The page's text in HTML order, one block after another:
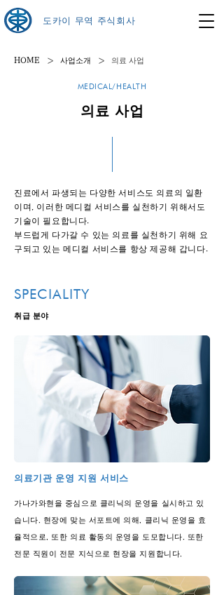
도카이 무역 주식회사
HOME > 사업소개 > 의료 사업
MEDICAL/HEALTH
의료 사업
진료에서 파생되는 다양한 서비스도 의료의 일환
이며, 이러한 메디컬 서비스를 실천하기 위해서도
기술이 필요합니다.
부드럽게 다가갈 수 있는 의료를 실천하기 위해 요
구되고 있는 메디컬 서비스를 항상 제공해 갑니다.
SPECIALITY
취급 분야
의료기관 운영 지원 서비스
가나가와현을 중심으로 클리닉의 운영을 실시하고 있
습니다. 현장에 맞는 서포트에 의해, 클리닉 운영을 효
율적으로, 또한 의료 활동의 운영을 도모합니다. 또한
전문 직원이 전문 지식으로 현장을 지원합니다.